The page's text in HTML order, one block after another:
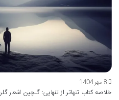
8 مهر 1404
خلاصه کتاب تنهاتر از تنهایی: گلچین اشعار